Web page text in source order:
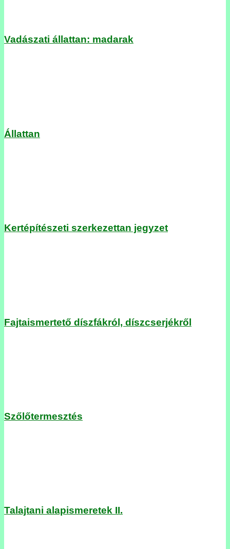
Vadászati állattan: madarak
Állattan
Kertépítészeti szerkezettan jegyzet
Fajtaismertető díszfákról, díszcserjékről
Szőlőtermesztés
Talajtani alapismeretek II.